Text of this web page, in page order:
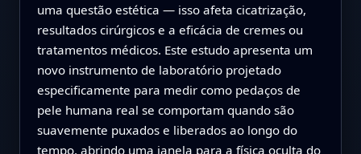
uma questão estética — isso afeta cicatrização,
resultados cirúrgicos e a eficácia de cremes ou
tratamentos médicos. Este estudo apresenta um
novo instrumento de laboratório projetado
especificamente para medir como pedaços de
pele humana real se comportam quando são
suavemente puxados e liberados ao longo do
tempo, abrindo uma janela para a física oculta do